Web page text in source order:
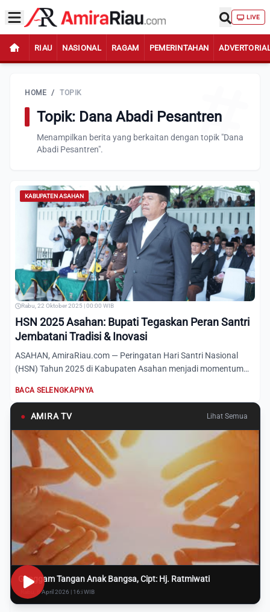
LIVE
RIAU NASIONAL RAGAM PEMERINTAHAN
HOME / TOPIK
Topik: Dana Abadi Pesantren
Menampilkan berita yang berkaitan dengan topik "Dana
Abadi Pesantren".
KABUPATEN ASAHAN
Rabu, 22 Oktober 2025 | 00:00 WIB
HSN 2025 Asahan: Bupati Tegaskan Peran Santri
Jembatani Tradisi & Inovasi
ASAHAN, AmiraRiau.com — Peringatan Hari Santri Nasional
(HSN) Tahun 2025 di Kabupaten Asahan menjadi momentum
BACA SELENGKAPNYA
● AMIRA TV Lihat Semua
Genggam Tangan Anak Bangsa, Cipt: Hj. Ratmiwati
Rabu, 8 April 2026 | 16:i WIB